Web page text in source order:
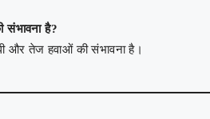
संभावना है?
और तेज हवाओं की संभावना है।